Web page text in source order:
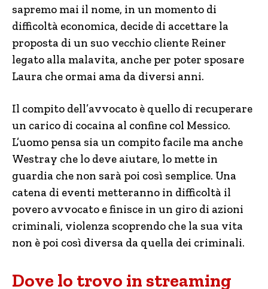
sapremo mai il nome, in un momento di
difficoltà economica, decide di accettare la
proposta di un suo vecchio cliente Reiner
legato alla malavita, anche per poter sposare
Laura che ormai ama da diversi anni.
Il compito dell’avvocato è quello di recuperare
un carico di cocaina al confine col Messico.
L’uomo pensa sia un compito facile ma anche
Westray che lo deve aiutare, lo mette in
guardia che non sarà poi così semplice. Una
catena di eventi metteranno in difficoltà il
povero avvocato e finisce in un giro di azioni
criminali, violenza scoprendo che la sua vita
non è poi così diversa da quella dei criminali.
Dove lo trovo in streaming